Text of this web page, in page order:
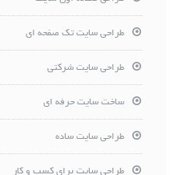
طراحی سایت تک صفحه ای
طراحی سایت شرکتی
ساخت سایت حرفه ای
طراحی سایت ساده
طراحی سایت برای کسب و کار